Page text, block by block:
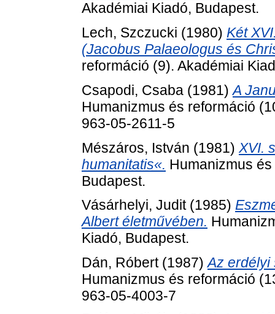
Akadémiai Kiadó, Budapest.
Lech, Szczucki (1980) Két
(Jacobus Palaeologus és
reformáció (9). Akadémiai
Csapodi, Csaba (1981)A
Humanizmus és reformáció
963-05-2611-5
Mészáros, István (1981) XVI.
humanitatis«. Humanizmus
Budapest.
Vásárhelyi, Judit(1985)
Albert életművében.
Kiadó, Budapest.
Dán, Róbert(1987)Az erdélyi
Humanizmus és reformáció
963-05-4003-7